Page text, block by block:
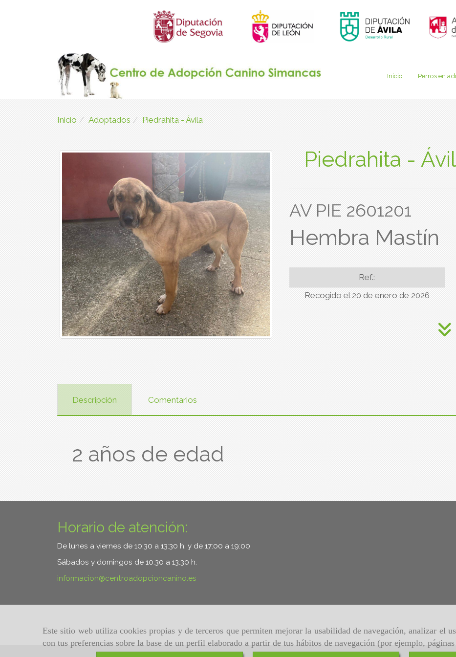
Este sitio web utiliza cookies propias y de terceros que permiten mejorar la usabilidad de navegación, analizar el
con tus preferencias sobre la base de un perfil elaborado a partir de tus hábitos de navegación (por ejemplo,
Inicio Perros en
Inicio Adoptados Piedrahita - Ávila
Piedrahita -
AV PIE 2601201
Hembra Mastín
Ref.:
Recogido el 20 de enero de 2026
Descripción Comentarios
2 años de edad
Horario de atención:
De lunes a viernes de 10:30 a 13:30 h. y de 17:00 a 19:00
Sábados y domingos de 10:30 a 13:30 h.
informacion
centroadopcioncanino.es